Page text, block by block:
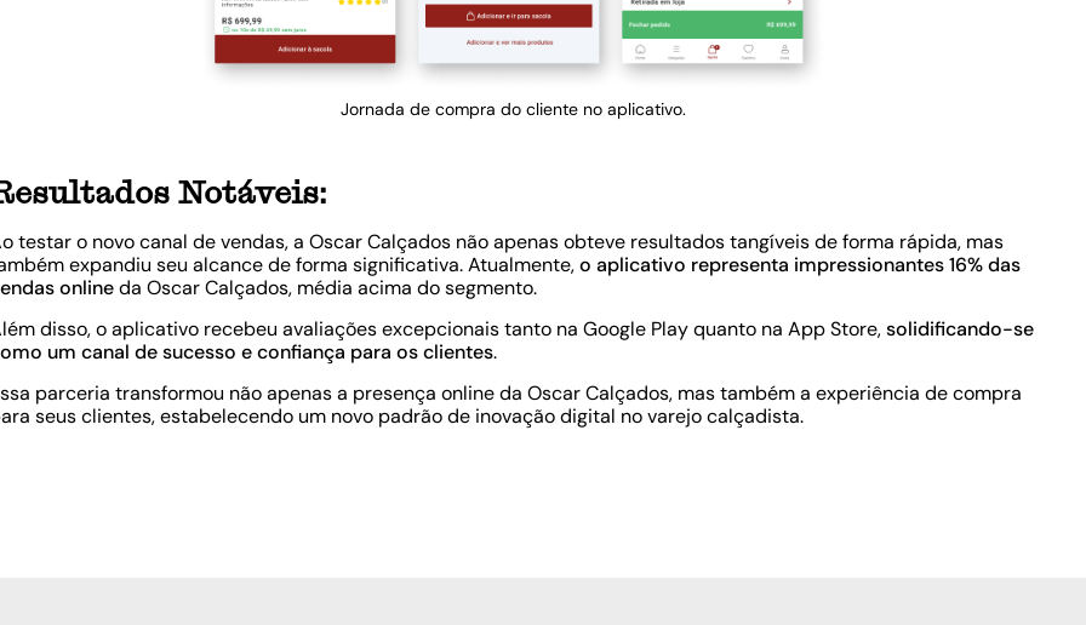
Jornada de compra do cliente no aplicativo.
Notáveis:
testar o novo canal de vendas, a Oscar Calçados não apenas obteve resultados tangíveis de forma rápida, mas
expandiu seu alcance de forma significativa. Atualmente,o aplicativo representa impressionantes 16% das
onlineda Oscar Calçados, média acima do segmento.
disso, o aplicativo recebeu avaliações excepcionais tanto na Google Play quanto na App Store,solidificando-se
um canal de sucesso e confiança para os clientes.
parceria transformou não apenas a presença online da Oscar Calçados, mas também a experiência de compra
seus clientes, estabelecendo um novo padrão de inovação digital no varejo calçadista.